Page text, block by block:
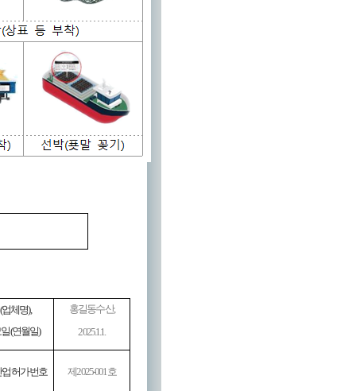
(업체명),
(연월일)
홍길동수산,
2025.1.1.
허가번호 제2025-001호